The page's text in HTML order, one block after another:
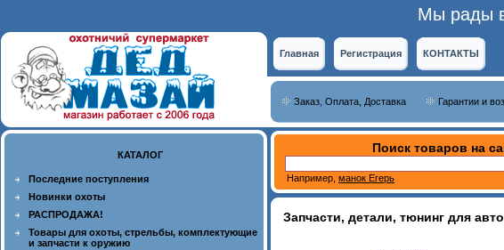
Мы рады
Главная Регистрация КОНТАКТЫ
Заказ, Оплата, Доставка Гарантии и
КАТАЛОГ
Последние поступления
Новинки охоты
РАСПРОДАЖА!
Товары для охоты, стрельбы, комплектующие
и запчасти к оружию
Поиск товаров на
Например, манок Егерь
Запчасти, детали, тюнинг для